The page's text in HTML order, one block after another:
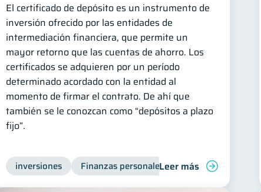
El certificado de depósito es un instrumento de
inversión ofrecido por las entidades de
intermediación financiera, que permite un
mayor retorno que las cuentas de ahorro. Los
certificados se adquieren por un período
determinado acordado con la entidad al
momento de firmar el contrato. De ahí que
también se le conozcan como “depósitos a plazo
fijo”.
inversiones Finanzas personales Educación financiera
Leer más